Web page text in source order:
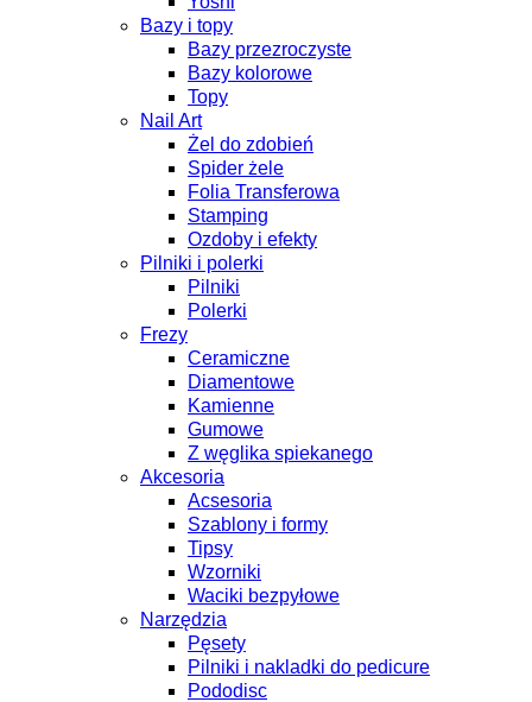
Bazy i topy
Bazy przezroczyste
Bazy kolorowe
Topy
Nail Art
Żel do zdobień
Spider żele
Folia Transferowa
Stamping
Ozdoby i efekty
Pilniki i polerki
Pilniki
Polerki
Frezy
Ceramiczne
Diamentowe
Kamienne
Gumowe
Z węglika spiekanego
Akcesoria
Acsesoria
Szablony i formy
Tipsy
Wzorniki
Waciki bezpyłowe
Narzędzia
Pęsety
Pilniki i nakladki do pedicure
Pododisc